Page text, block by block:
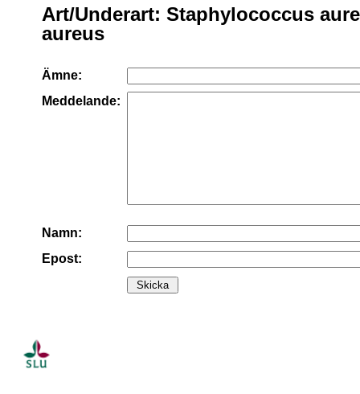
Art/Underart: Staphylococcus
aureus
Ämne:
Meddelande:
Namn:
Epost: